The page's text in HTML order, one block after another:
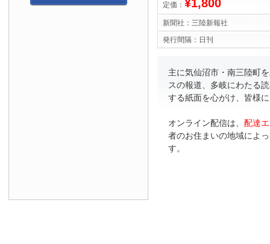
定価： ¥1,800
新聞社： 三陸新報社
発行間隔： 日刊
主に気仙沼市・南三陸町
スの報道、多岐にわたる
する紙面を心がけ、皆様
オンライン配信は、 配達
者のお住まいの地域によ
す。